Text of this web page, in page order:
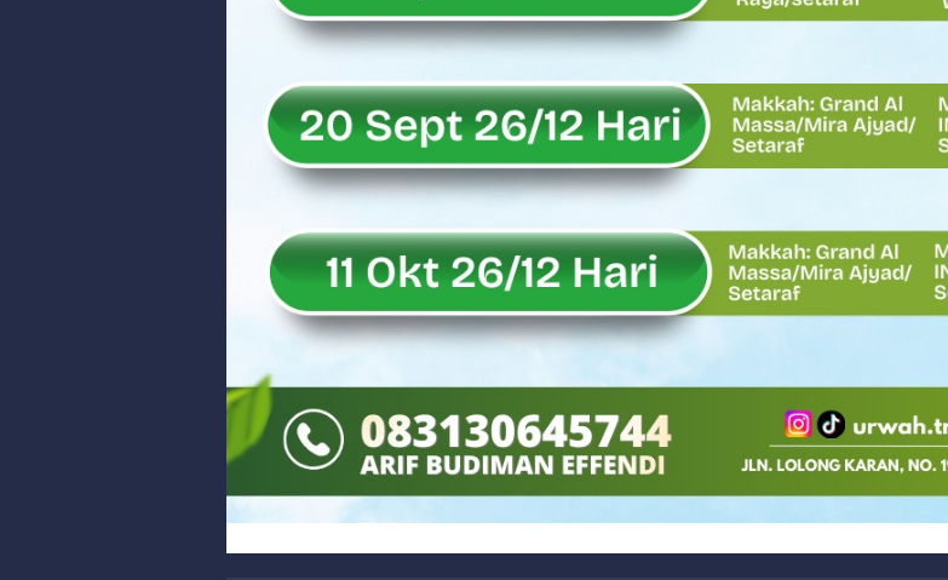
Rahmat Saleh Puji Kinerja Dony Oskaria, Laba BUMN Meningkat dan
DANREM 032/WIRABRAJA RESMIKAN JEMBATAN BAILEY DI NAGARI SALAREH AIA TIMUR,
Dialog Inspiratif di Agam, Legislator Nevi Zuairina Sampaikan Hal Ini
Danpusterad Resmi Tutup Program Bakti TNI AD Untuk Rakyat di Kabupaten
Rahmat Saleh Nilai Penataan BUMN Perlu, Asalkan Layanan Publik Tetap Terjaga